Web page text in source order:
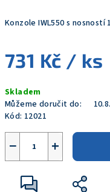
Konzole IWL550 s nosností
731 Kč / ks
cena:
Skladem
Můžeme doručit do:
Kód: 12021
+
−